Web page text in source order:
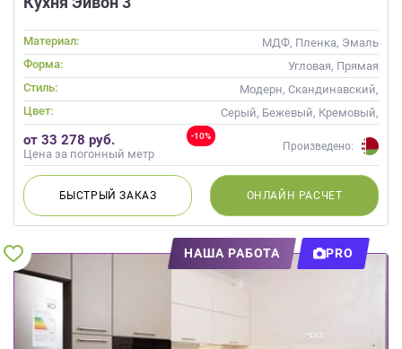
Материал:
МДФ, Пленка, Эмаль
Форма:
Угловая, Прямая
Стиль:
Модерн, Скандинавский,
Неоклассика, Современные
Цвет:
Серый, Бежевый, Кремовый,
Капучино
-10%
от 33 278 руб.
Цена за погонный метр
Произведено:
БЫСТРЫЙЗАКАЗ ОНЛАЙН РАСЧЕТ
НАША РАБОТА PRO